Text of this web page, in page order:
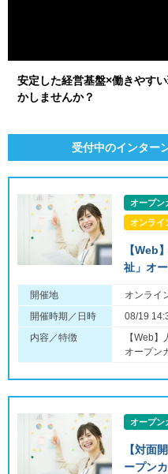
安定した経営基盤×働きやす
かしませんか？
受付中のインター
オープン
オンライ
【Web
祉」オ
開催地
オンライ
開催時期／日時
08/19
内容／特徴
【Web
オープン
オープン
【対面
ープン